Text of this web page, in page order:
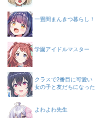
一畳間まんきつ暮らし！
学園アイドルマスター
クラスで2番目に可愛い
女の子と友だちになった
よわよわ先生